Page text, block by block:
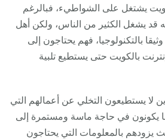
يشتغل على الشواطيء، فبالرغم
قد يشغل الكثير من الناس، ولكن أهل
بالتكنولوجيا، فهم يحتاجون إلى
بالكويت حتى يستطيع تلبية
لا يستطيعون التخلي عن أعمالهم التي
يكونون في حاجة ماسة ومستمرة إلى
بالمعلومات التي يحتاجون